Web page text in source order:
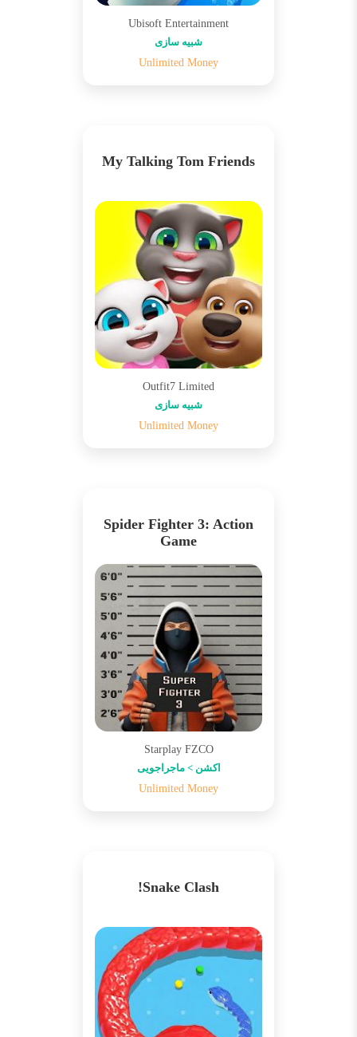
Ubisoft Entertainment
شبیه سازی
Unlimited Money
My Talking Tom Friends
Outfit7 Limited
شبیه سازی
Unlimited Money
Spider Fighter 3: Action
Game
Starplay FZCO
اکشن > ماجراجویی
Unlimited Money
Snake Clash!